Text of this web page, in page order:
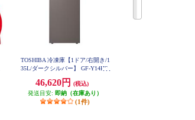
TOSHIBA 冷凍庫【1ドア/右開き/1
35L/ダークシルバー】 GF-Y14HS-
46,620円
(税込)
発送目安: 即納（在庫あり）
(1件)